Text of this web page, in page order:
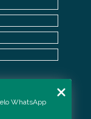
WhatsApp